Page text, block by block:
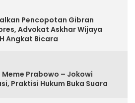
Pencopotan Gibran
Advokat Askhar Wijaya
Angkat Bicara
Prabowo – Jokowi
Praktisi Hukum Buka Suara